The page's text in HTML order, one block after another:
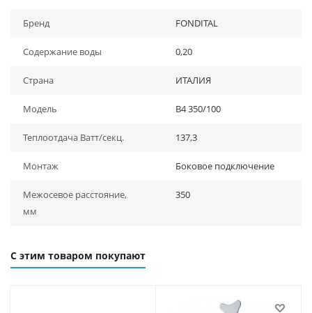
Бренд FONDITAL
Содержание воды 0,20
Страна ИТАЛИЯ
Модель B4 350/100
Теплоотдача Ватт/секц. 137,3
Монтаж Боковое подключение
Межосевое расстояние,
мм
350
С этим товаром покупают